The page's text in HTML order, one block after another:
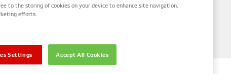
VIN / Frame No.
to the storing of cookies on your device to enhance site navigation,
efforts.
Accept All Cookies
Settings